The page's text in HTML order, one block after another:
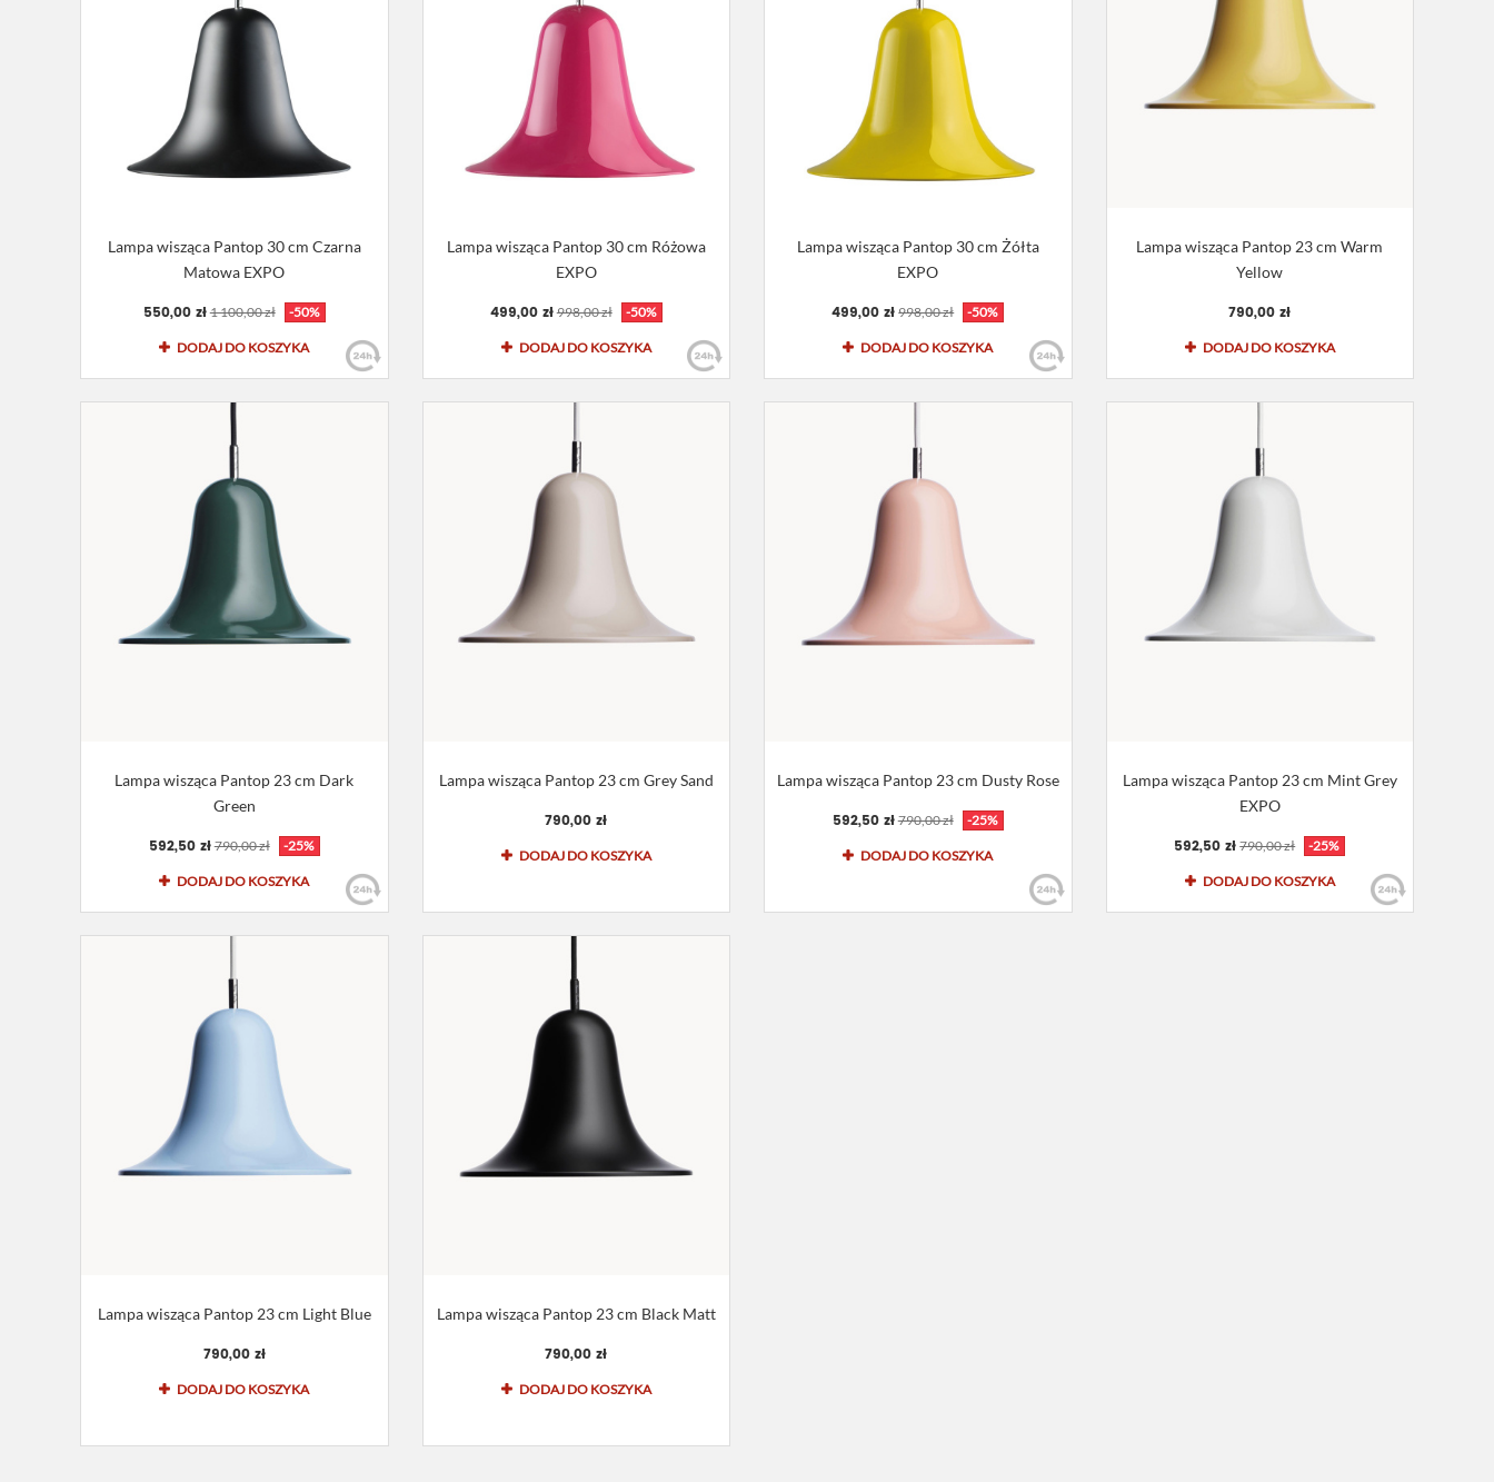
Lampa wisząca Pantop 30 cm Czarna
Matowa EXPO
550,00 zł 1 100,00 zł -50%
DODAJ DO KOSZYKA
Lampa wisząca Pantop 30 cm Różowa
EXPO
499,00 zł 998,00 zł -50%
DODAJ DO KOSZYKA
Lampa wisząca Pantop 30 cm Żółta
EXPO
499,00 zł 998,00 zł -50%
DODAJ DO KOSZYKA
Lampa wisząca Pantop 23 cm Warm
Yellow
790,00 zł
DODAJ DO KOSZYKA
Lampa wisząca Pantop 23 cm Dark
Green
592,50 zł 790,00 zł -25%
DODAJ DO KOSZYKA
Lampa wisząca Pantop 23 cm Grey Sand
790,00 zł
DODAJ DO KOSZYKA
Lampa wisząca Pantop 23 cm Dusty Rose
592,50 zł 790,00 zł -25%
DODAJ DO KOSZYKA
Lampa wisząca Pantop 23 cm Mint Grey
EXPO
592,50 zł 790,00 zł -25%
DODAJ DO KOSZYKA
Lampa wisząca Pantop 23 cm Light Blue
790,00 zł
DODAJ DO KOSZYKA
Lampa wisząca Pantop 23 cm Black Matt
790,00 zł
DODAJ DO KOSZYKA